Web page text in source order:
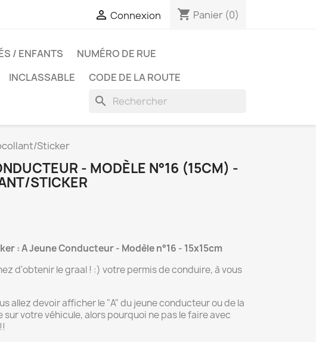
 Connexion shopping_cart Panier (0)
/ ENFANTS
NUMÉRO DE RUE
INCLASSABLE CODE DE LA ROUTE
search
Sticker
- MODÈLE N°16 (15CM) -
STICKER
: A Jeune Conducteur - Modèle n°16 - 15x15cm
d'obtenir le graal ! :) votre permis de conduire, à vous
allez devoir afficher le "A" du jeune conducteur ou de la
votre véhicule, alors pourquoi ne pas le faire avec